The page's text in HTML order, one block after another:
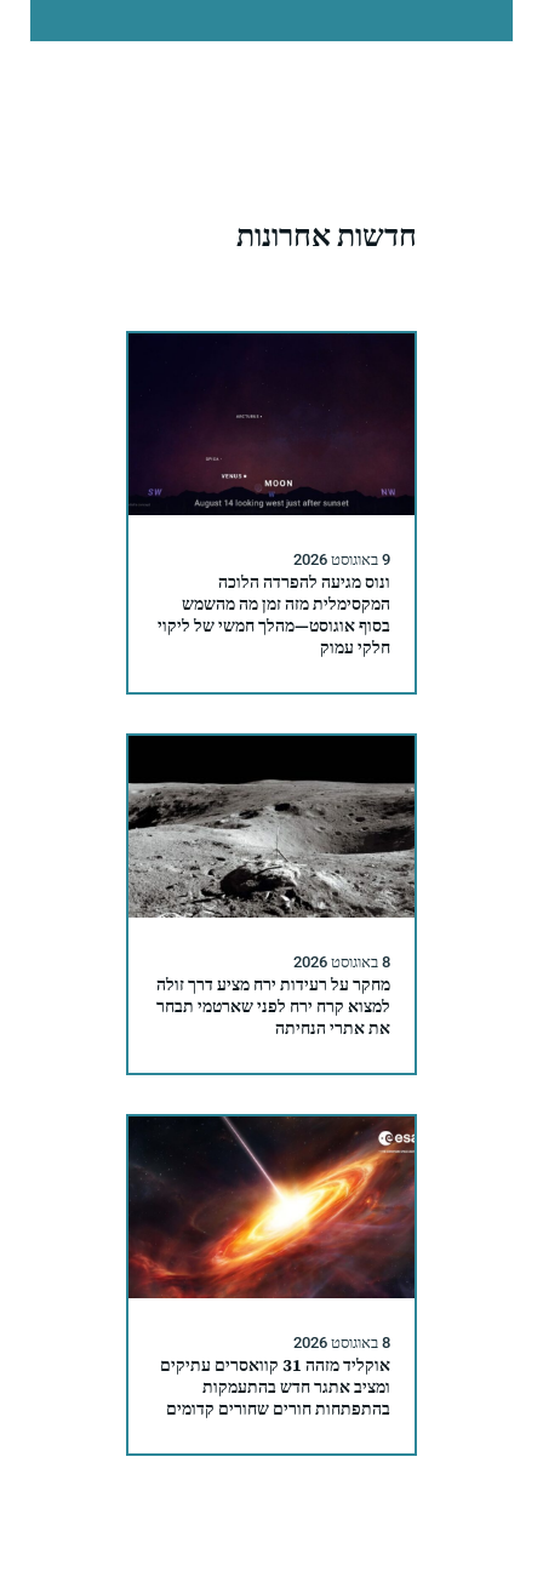
חדשות אחרונות
9 באוגוסט 2026
ונוס מגיעה להפרדה הלוכה
המקסימלית מזה זמן מה מהשמש
בסוף אוגוסט—מהלך חמשי של ליקוי
חלקי עמוק
8 באוגוסט 2026
מחקר על רעידות ירח מציע דרך זולה
למצוא קרח ירח לפני שארטמי תבחר
את אתרי הנחיתה
8 באוגוסט 2026
אוקליד מזהה 31 קוואסרים עתיקים
ומציב אתגר חדש בהתעמקות
בהתפתחות חורים שחורים קדומים